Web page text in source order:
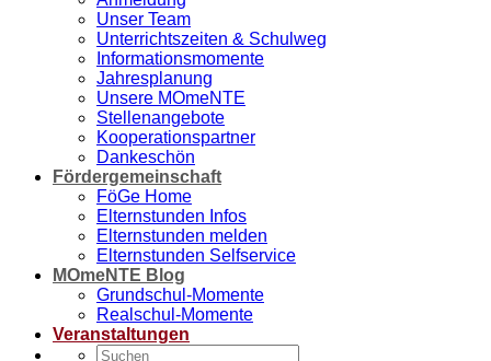
Unser Team
Unterrichtszeiten & Schulweg
Informationsmomente
Jahresplanung
Unsere MOmeNTE
Stellenangebote
Kooperationspartner
Dankeschön
Fördergemeinschaft
FöGe Home
Elternstunden Infos
Elternstunden melden
Elternstunden Selfservice
MOmeNTE Blog
Grundschul-Momente
Realschul-Momente
Veranstaltungen